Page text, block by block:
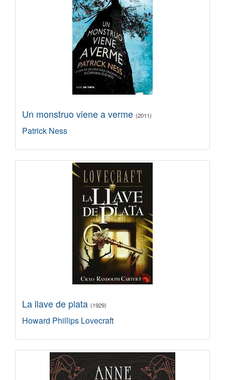
Un monstruo viene a verme (2011)
Patrick Ness
La llave de plata (1929)
Howard Phillips Lovecraft